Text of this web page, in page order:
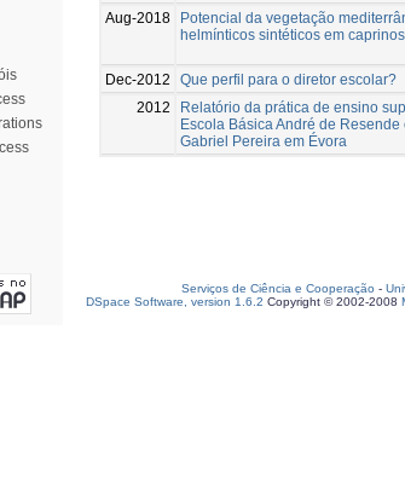
Aug-2018
Potencial da vegetação
helmínticos sintéticos em caprinos
Dec-2012
Que perfil para o diretor escolar?
2012
Relatório da prática de ensino
Escola Básica André de
Gabriel Pereira em Évora
Serviços de Ciência e Cooperação -
DSpace Software, version 1.6.2 Copyright © 2002-2008